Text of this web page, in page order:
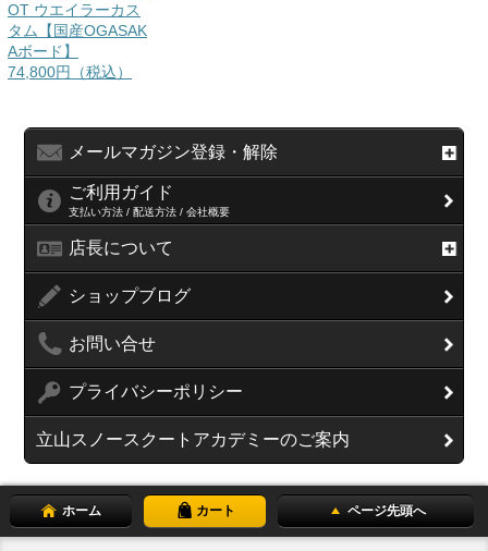
OT ウエイラーカス
タム【国産OGASAK
Aボード】
74,800円（税込）
メールマガジン登録・解除
ご利用ガイド
支払い方法 / 配送方法 / 会社概要
店長について
ショップブログ
お問い合せ
プライバシーポリシー
立山スノースクートアカデミーのご案内
ホーム カート ページ先頭へ